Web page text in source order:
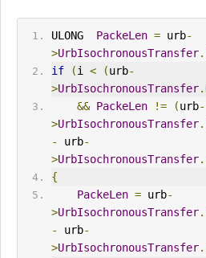
ULONG PackeLen = urb-
>UrbIsochronousTransfer.
if
(i < (urb-
>UrbIsochronousTransfer.
&& PackeLen != (urb-
>UrbIsochronousTransfer.
-
urb-
>UrbIsochronousTransfer.
{
PackeLen = urb-
>UrbIsochronousTransfer.
-
urb-
>UrbIsochronousTransfer.